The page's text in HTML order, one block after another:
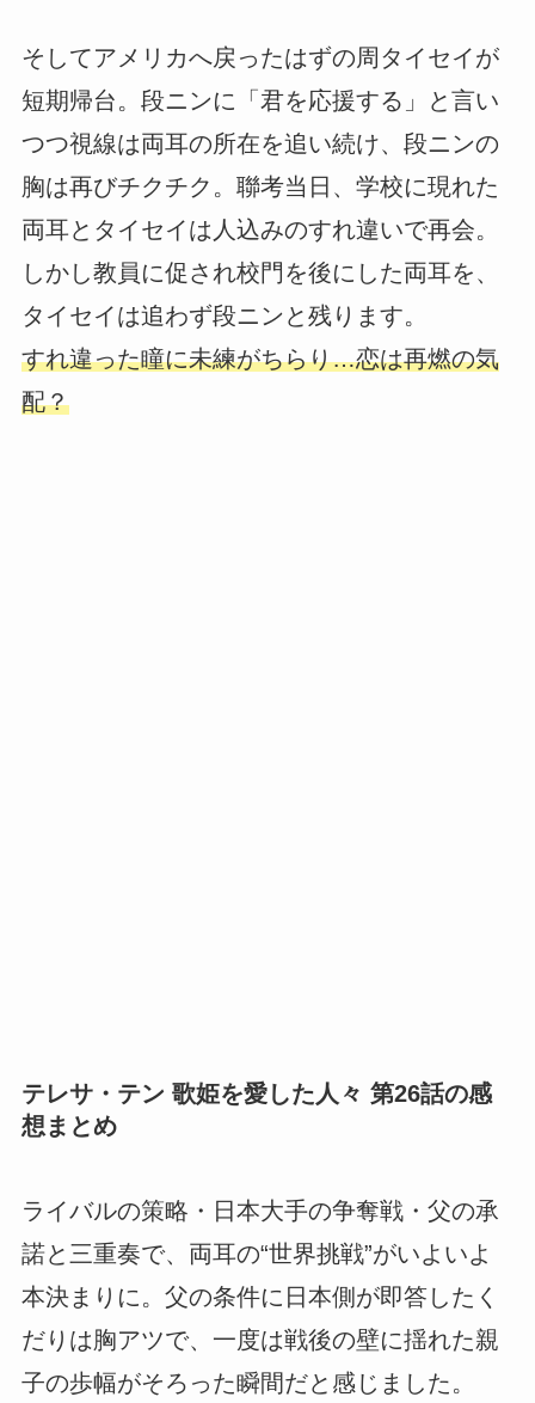
そしてアメリカへ戻ったはずの周タイセイが
短期帰台。段ニンに「君を応援する」と言い
つつ視線は両耳の所在を追い続け、段ニンの
胸は再びチクチク。聯考当日、学校に現れた
両耳とタイセイは人込みのすれ違いで再会。
しかし教員に促され校門を後にした両耳を、
タイセイは追わず段ニンと残ります。
すれ違った瞳に未練がちらり…恋は再燃の気
配？
テレサ・テン 歌姫を愛した人々 第26話の感
想まとめ
ライバルの策略・日本大手の争奪戦・父の承
諾と三重奏で、両耳の“世界挑戦”がいよいよ
本決まりに。父の条件に日本側が即答したく
だりは胸アツで、一度は戦後の壁に揺れた親
子の歩幅がそろった瞬間だと感じました。